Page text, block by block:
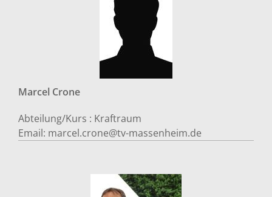
Marcel Crone
Abteilung/Kurs : Kraftraum
Email: marcel.crone@tv-massenheim.de